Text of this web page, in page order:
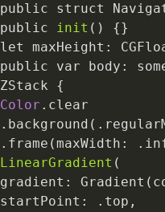
public struct
public init () {}
let maxHeight:
public var body:
Color .clear
.background
.frame
LinearGradient (
gradient:
startPoint: .top,